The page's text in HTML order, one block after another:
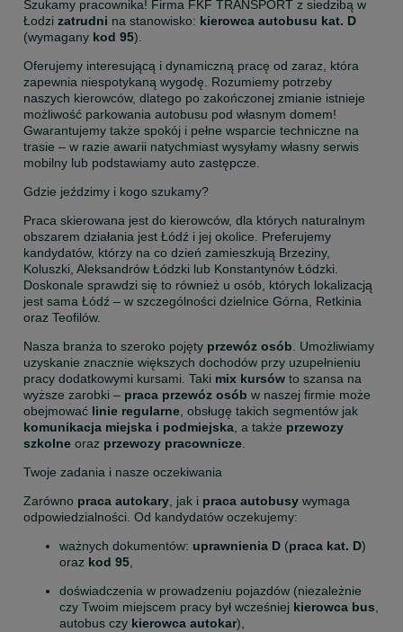
Szukamy pracownika! Firma FKF TRANSPORT z siedzibą w
Łodzi zatrudni na stanowisko: kierowca autobusu kat. D
(wymagany kod 95).
Oferujemy interesującą i dynamiczną pracę od zaraz, która
zapewnia niespotykaną wygodę. Rozumiemy potrzeby
naszych kierowców, dlatego po zakończonej zmianie istnieje
możliwość parkowania autobusu pod własnym domem!
Gwarantujemy także spokój i pełne wsparcie techniczne na
trasie – w razie awarii natychmiast wysyłamy własny serwis
mobilny lub podstawiamy auto zastępcze.
Gdzie jeździmy i kogo szukamy?
Praca skierowana jest do kierowców, dla których naturalnym
obszarem działania jest Łódź i jej okolice. Preferujemy
kandydatów, którzy na co dzień zamieszkują Brzeziny,
Koluszki, Aleksandrów Łódzki lub Konstantynów Łódzki.
Doskonale sprawdzi się to również u osób, których lokalizacją
jest sama Łódź – w szczególności dzielnice Górna, Retkinia
oraz Teofilów.
Nasza branża to szeroko pojęty przewóz osób. Umożliwiamy
uzyskanie znacznie większych dochodów przy uzupełnieniu
pracy dodatkowymi kursami. Taki mix kursów to szansa na
wyższe zarobki – praca przewóz osób w naszej firmie może
obejmować linie regularne
komunikacja miejska i podmiejska, a także przewozy
szkolne oraz przewozy pracownicze.
Twoje zadania i nasze oczekiwania
Zarówno praca autokary, jak i praca autobusy wymaga
odpowiedzialności. Od kandydatów oczekujemy:
ważnych dokumentów: uprawnienia D (praca kat. D)
oraz kod 95,
doświadczenia w prowadzeniu pojazdów (niezależnie
czy Twoim miejscem pracy był wcześniej kierowca bus,
autobus czy kierowca autokar),